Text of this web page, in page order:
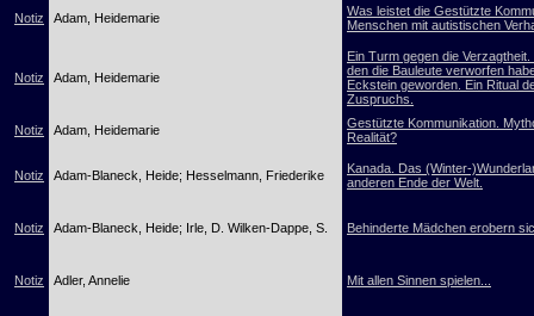
Notiz Adam, Heidemarie
Was leistet die Gestützte
Menschen mit autistischen
Notiz Adam, Heidemarie
Ein Turm gegen die
den die Bauleute verworfen
Eckstein geworden. Ein Ritual
Zuspruchs.
Notiz Adam, Heidemarie
Gestützte Kommunikation.
Realität?
Notiz Adam-Blaneck, Heide; Hesselmann, Friederike
Kanada. Das (Winter-
anderen Ende der Welt.
Notiz Adam-Blaneck, Heide; Irle, D. Wilken-Dappe, S. Behinderte Mädchen erobern
Notiz Adler, Annelie Mit allen Sinnen spielen...